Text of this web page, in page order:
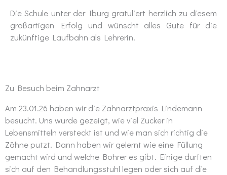
Die Schule unter der Iburg gratuliert herzlich zu diesem
großartigen Erfolg und wünscht alles Gute für die
zukünftige Laufbahn als Lehrerin.
Zu Besuch beim Zahnarzt
Am 23.01.26 haben wir die Zahnarztpraxis Lindemann
besucht. Uns wurde gezeigt, wie viel Zucker in
Lebensmitteln versteckt ist und wie man sich richtig die
Zähne putzt. Dann haben wir gelernt wie eine Füllung
gemacht wird und welche Bohrer es gibt. Einige durften
sich auf den Behandlungsstuhl legen oder sich auf die